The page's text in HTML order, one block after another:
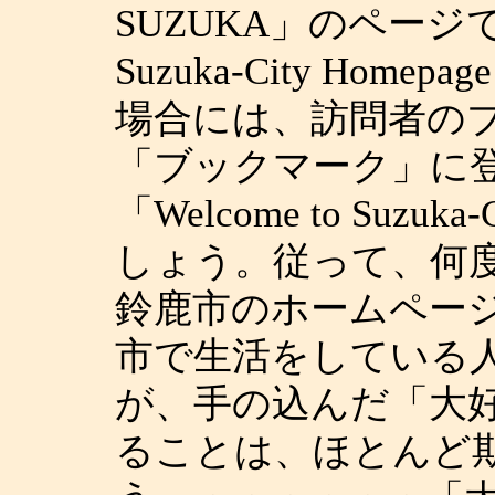
SUZUKA」のページ
Suzuka-City
場合には、訪問者の
「ブックマーク」
「Welcome to
しょう。従って、何
鈴鹿市のホームペー
市で生活をしている
が、手の込んだ「大
ることは、ほとんど